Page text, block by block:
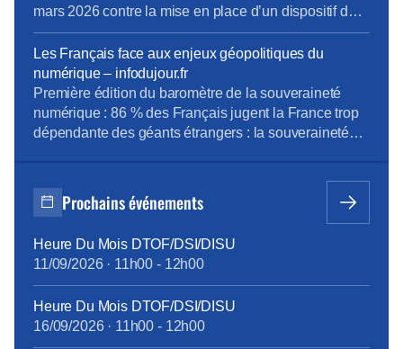
mars 2026 contre la mise en place d’un dispositif de
contrôle des salariés basé sur l’intelligence artificielle.
Nous dénonçons une atteinte « Disproportionnée »
aux droits et libertés des employés, estimant que le
système mis en œuvre par la […]
Les Français face aux enjeux géopolitiques du
numérique – infodujour.fr
Première édition du baromètre de la souveraineté
numérique : 86 % des Français jugent la France trop
dépendante des géants étrangers : la souveraineté
Géopolitique du numérique : se réarmer dans les
nouveaux rapports de forces », l’École de Guerre […]
Prochains événements
Heure Du Mois DTOF/DSI/DISU
11/09/2026· 11h00 - 12h00
Heure Du Mois DTOF/DSI/DISU
16/09/2026· 11h00 - 12h00